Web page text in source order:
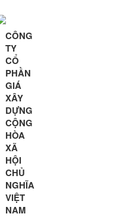
CÔNG
TY
CỔ
PHẦN
GIÁ
XÂY
DỰNG
CỘNG
HÒA
XÃ
HỘI
CHỦ
NGHĨA
VIỆT
NAM